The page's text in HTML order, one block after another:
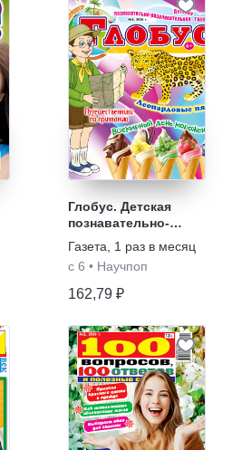
Глобус. Детская
познавательно-
развлекательная
газета
Газета
1 раз в месяц
с 6 • Научпоп
162,79 ₽